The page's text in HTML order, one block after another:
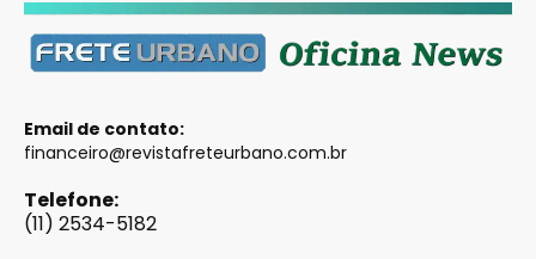
Email de contato:
financeiro@revistafreteurbano.com.br
Telefone:
(11) 2534-5182